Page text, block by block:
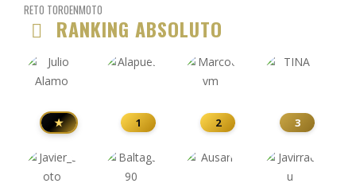
RETO TOROENMOTO
RANKING ABSOLUTO
★ 1 2 3